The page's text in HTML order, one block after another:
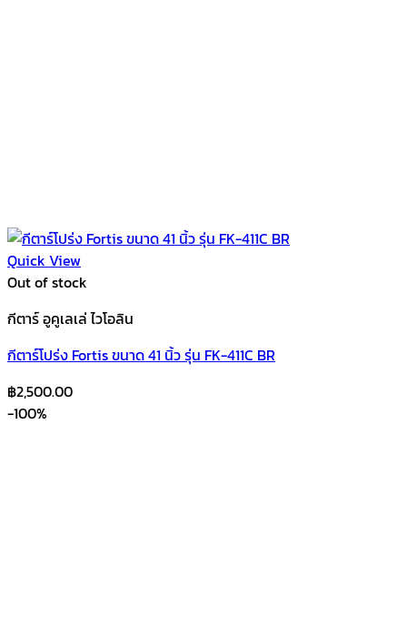
Quick View
Out of stock
กีตาร์ อูคูเลเล่ ไวโอลิน
กีตาร์โปร่ง Fortis ขนาด 41 นิ้ว รุ่น FK-411C BR
฿2,500.00
-100%